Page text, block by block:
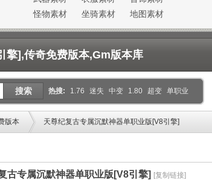
怪物素材
坐骑素材
地图素材
光环素材
NPC素材
擎],传奇免费版本,Gm版本库
搜索 热搜: 1.76 迷失 中变 1.80 超变 单职业
1.76复古 1.80英雄合击 仿盛大
版本
›
天尊纪复古专属沉默神器单职业版[V8引擎]
古专属沉默神器单职业版[V8引擎] [复制链接]